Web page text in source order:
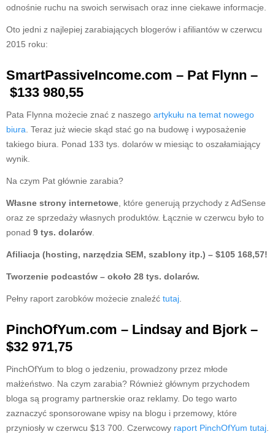
odnośnie ruchu na swoich serwisach oraz inne ciekawe informacje.
Oto jedni z najlepiej zarabiających blogerów i afiliantów w czerwcu
2015 roku:
SmartPassiveIncome.com – Pat Flynn –
$133 980,55
Pata Flynna możecie znać z naszego artykułu na temat nowego
biura . Teraz już wiecie skąd stać go na budowę i wyposażenie
takiego biura. Ponad 133 tys. dolarów w miesiąc to oszałamiający
wynik.
Na czym Pat głównie zarabia?
Własne strony internetowe , które generują przychody z AdSense
oraz ze sprzedaży własnych produktów. Łącznie w czerwcu było to
ponad 9 tys. dolarów
Afiliacja (hosting, narzędzia SEM, szablony itp.) – $105 168,57!
Tworzenie podcastów – około 28 tys. dolarów.
Pełny raport zarobków możecie znaleźć tutaj
PinchOfYum.com – Lindsay and Bjork –
$32 971,75
PinchOfYum to blog o jedzeniu, prowadzony przez młode
małżeństwo. Na czym zarabia? Również głównym przychodem
bloga są programy partnerskie oraz reklamy. Do tego warto
zaznaczyć sponsorowane wpisy na blogu i przemowy, które
przyniosły w czerwcu $13 700. Czerwcowy raport PinchOfYum tutaj